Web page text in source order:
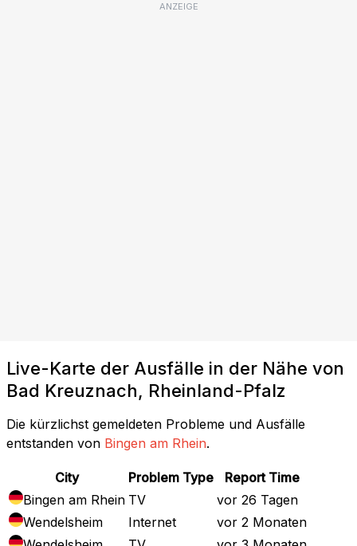
ANZEIGE
Live-Karte der Ausfälle in der Nähe von
Bad Kreuznach, Rheinland-Pfalz
Die kürzlichst gemeldeten Probleme und Ausfälle
entstanden von Bingen am Rhein.
City Problem Type
Report Time
Bingen am Rhein TV
vor 26 Tagen
Wendelsheim
Internet
vor 2 Monaten